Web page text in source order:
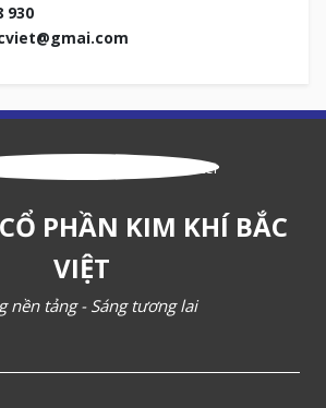
930
PHẦN KIM KHÍ BẮC
VIỆT
nền tảng - Sáng tương lai